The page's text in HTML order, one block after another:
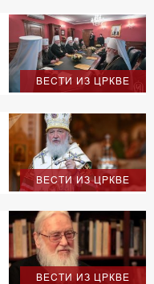
ВЕСТИ ИЗ ЦРКВЕ
ВЕСТИ ИЗ ЦРКВЕ
ВЕСТИ ИЗ ЦРКВЕ